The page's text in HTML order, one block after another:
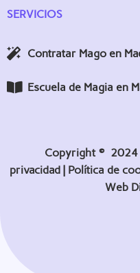
SERVICIOS
Contratar Mago en
Escuela de Magia en
Copyright © 2024
privacidad
Política de
Web